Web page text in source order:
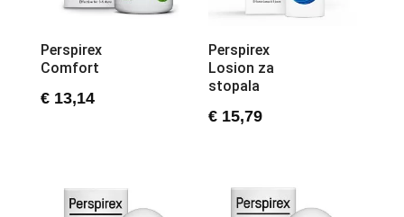
Perspirex
Comfort
€13,14
Perspirex
Losion za
stopala
€ 15,79